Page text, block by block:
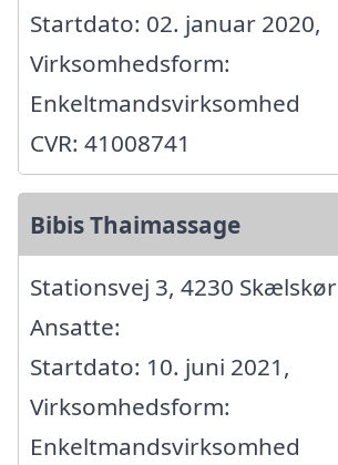
Startdato: 02. januar 2020,
Virksomhedsform:
Enkeltmandsvirksomhed
CVR: 41008741
Bibis Thaimassage
Stationsvej 3, 4230 Skælskør
Ansatte:
Startdato: 10. juni 2021,
Virksomhedsform:
Enkeltmandsvirksomhed